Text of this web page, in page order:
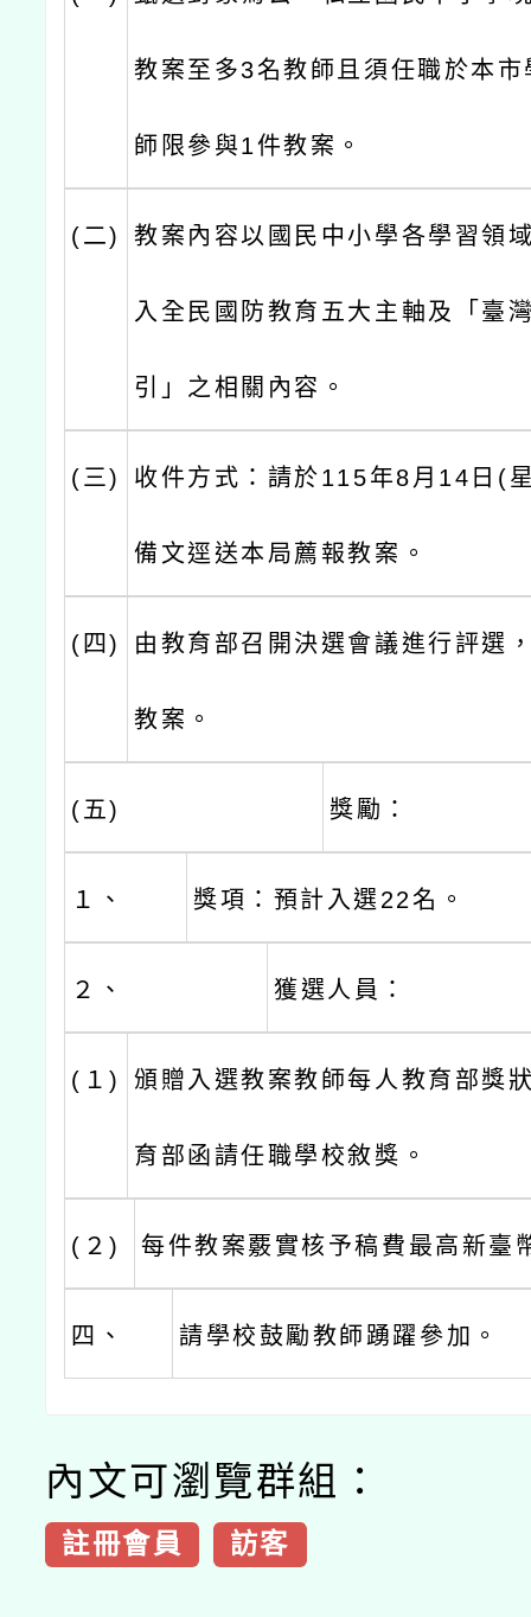
教案至多3名教師且須任職於本
師限參與1件教案。
(二) 教案內容以國民中小學各學習領
入全民國防教育五大主軸及「臺
引」之相關內容。
(三) 收件方式：請於115年8月14日(
備文逕送本局薦報教案。
(四) 由教育部召開決選會議進行評選
教案。
(五) 獎勵：
１、 獎項：預計入選22名。
２、 獲選人員：
(１) 頒贈入選教案教師每人教育部獎
育部函請任職學校敘獎。
(２) 每件教案覈實核予稿費最高新臺
四、 請學校鼓勵教師踴躍參加。
內文可瀏覽群組：
註冊會員 訪客